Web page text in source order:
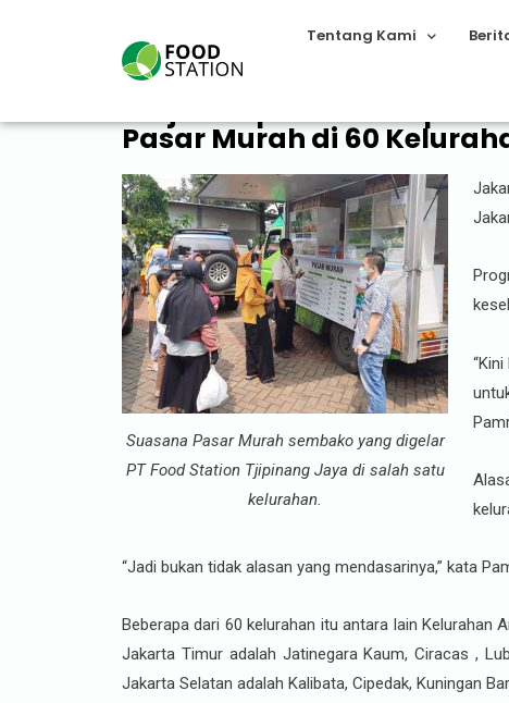
Tentang Kami
Wujud Kepedulian
Pasar Murah di 60
Suasana Pasar Murah sembako yang digelar
PT Food Station Tjipinang Jaya di salah satu
kelurahan.
“Jadi bukan tidak alasan yang mendasarinya,” kata
Beberapa dari 60 kelurahan itu antara lain Kelurahan
Jakarta Timur adalah Jatinegara Kaum, Ciracas ,
Jakarta Selatan adalah Kalibata, Cipedak, Kuningan